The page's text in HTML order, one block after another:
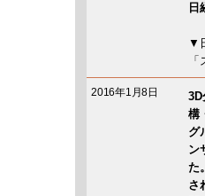
日
▼
2016年1月8日
構
グ
ン
た
さ